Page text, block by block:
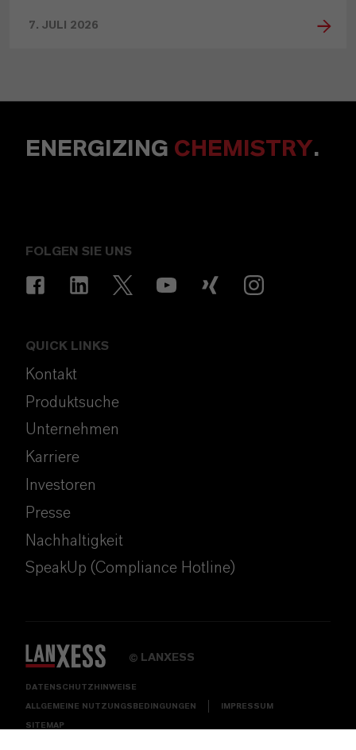
7. JULI 2026
ENERGIZING CHEMISTRY.
FOLGEN SIE UNS
QUICK LINKS
Kontakt
Produktsuche
Unternehmen
Karriere
Investoren
Presse
Nachhaltigkeit
SpeakUp (Compliance Hotline)
© LANXESS
DATENSCHUTZHINWEISE
ALLGEMEINE NUTZUNGSBEDINGUNGEN IMPRESSUM
SITEMAP